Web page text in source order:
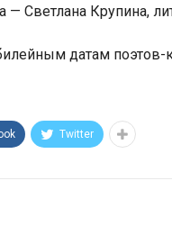
— Светлана Крупина,
датам поэтов-
Twitter